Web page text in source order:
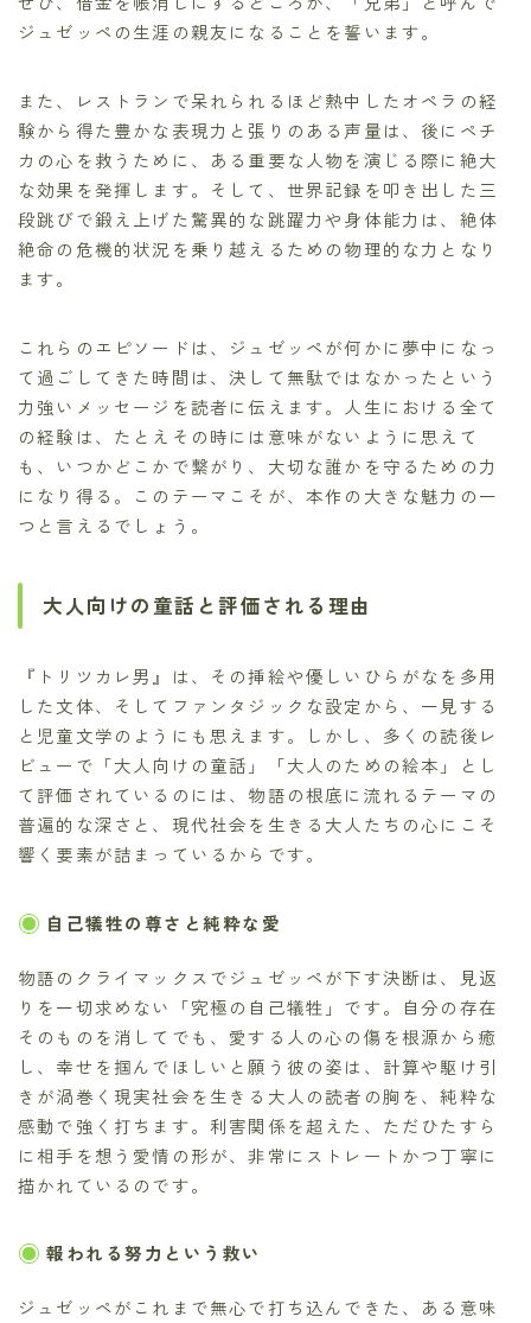
ジュゼッペの生涯の親友になることを誓います。
また、レストランで呆れられるほど熱中したオペラの経
験から得た豊かな表現力と張りのある声量は、後にペチ
カの心を救うために、ある重要な人物を演じる際に絶大
な効果を発揮します。そして、世界記録を叩き出した三
段跳びで鍛え上げた驚異的な跳躍力や身体能力は、絶体
絶命の危機的状況を乗り越えるための物理的な力となり
ます。
これらのエピソードは、ジュゼッペが何かに夢中になっ
て過ごしてきた時間は、決して無駄ではなかったという
力強いメッセージを読者に伝えます。人生における全て
の経験は、たとえその時には意味がないように思えて
も、いつかどこかで繋がり、大切な誰かを守るための力
になり得る。このテーマこそが、本作の大きな魅力の一
つと言えるでしょう。
大人向けの童話と評価される理由
『トリツカレ男』は、その挿絵や優しいひらがなを多用
した文体、そしてファンタジックな設定から、一見する
と児童文学のようにも思えます。しかし、多くの読後レ
ビューで「大人向けの童話」「大人のための絵本」とし
て評価されているのには、物語の根底に流れるテーマの
普遍的な深さと、現代社会を生きる大人たちの心にこそ
響く要素が詰まっているからです。
自己犠牲の尊さと純粋な愛
物語のクライマックスでジュゼッペが下す決断は、見返
りを一切求めない「究極の自己犠牲」です。自分の存在
そのものを消してでも、愛する人の心の傷を根源から癒
し、幸せを掴んでほしいと願う彼の姿は、計算や駆け引
きが渦巻く現実社会を生きる大人の読者の胸を、純粋な
感動で強く打ちます。利害関係を超えた、ただひたすら
に相手を想う愛情の形が、非常にストレートかつ丁寧に
描かれているのです。
報われる努力という救い
ジュゼッペがこれまで無心で打ち込んできた、ある意味